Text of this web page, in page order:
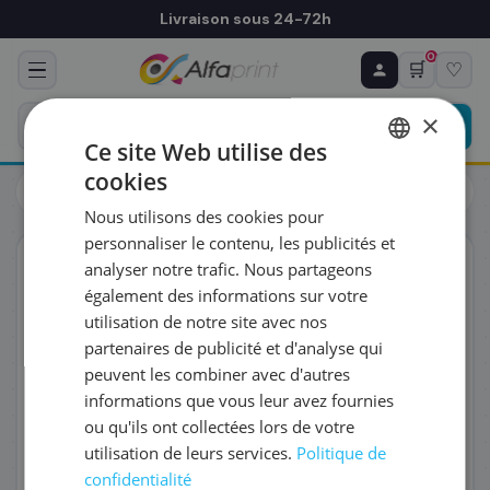
Livraison sous 24-72h
🛒
0
♡
Toners
Brother
ORIGINAL
♻ COMMANDE RÉCURRENTE
Prévoyez & économisez
Programmez votre prochain achat — notre équipe
vous prépare un devis personnalisé
RÉFÉRENCE DU PRODUIT
FRÉQUENCE
QUANTITÉ PAR LIVRAISON
DATE DE PREMIÈRE LIVRAISON SOUHAITÉE
×
Ce site Web utilise des
cookies
Nous utilisons des cookies pour
personnaliser le contenu, les publicités et
analyser notre trafic. Nous partageons
également des informations sur votre
utilisation de notre site avec nos
partenaires de publicité et d'analyse qui
peuvent les combiner avec d'autres
informations que vous leur avez fournies
ou qu'ils ont collectées lors de votre
utilisation de leurs services. Politique de
confidentialité